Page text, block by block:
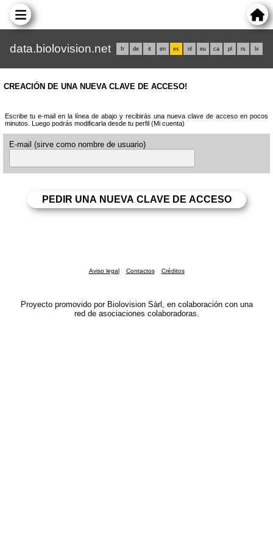
data.biolovision.net fr de it en es nl eu ca pl rs lv
CREACIÓN DE UNA NUEVA CLAVE DE ACCESO!
Escribe tu e-mail en la línea de abajo y recibirás una nueva clave de acceso en pocos
minutos. Luego podrás modificarla desde tu perfil (Mi cuenta)
E-mail (sirve como nombre de usuario)
Aviso legal Contactos Créditos
Proyecto promovido por Biolovision Sàrl, en colaboración con una
red de asociaciones colaboradoras.